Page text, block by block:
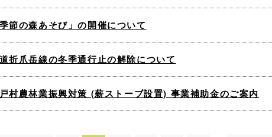
季節の森あそび」の開催について
折爪岳線の冬季通行止の解除について
村農林業振興対策 (薪ストーブ設置) 事業補助金のご案内